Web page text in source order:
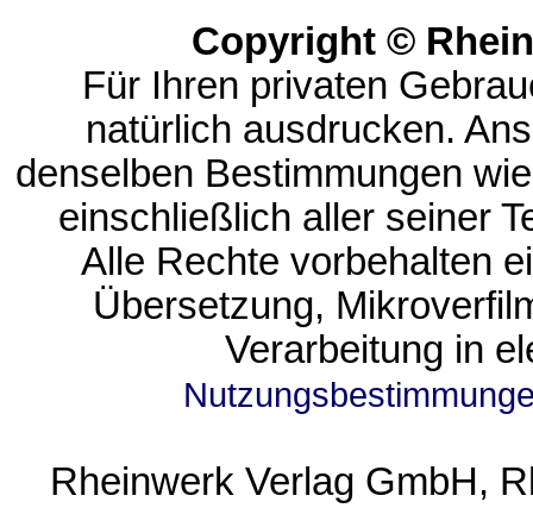
Copyright ©
Für Ihren privaten
natürlich ausdrucken.
denselben Bestimmungen
einschließlich aller seiner
Alle Rechte vorbehalten
Übersetzung,
Verarbeitung in
Rheinwerk Verlag GmbH,